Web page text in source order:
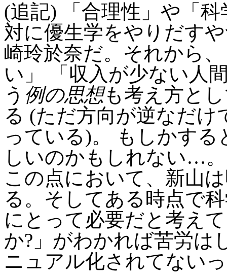
(追記) 「合理性」や「
対に優生学をやりだす
崎玲於奈だ。それから
い」 「収入が少ない人
う 例の思想も考え方と
る (ただ方向が逆なだけ
っている)。 もしかす
しいのかもしれない…
この点において、新山
る。そしてある時点で
にとって必要だと考え
か?」がわかれば苦労は
ニュアル化されてない